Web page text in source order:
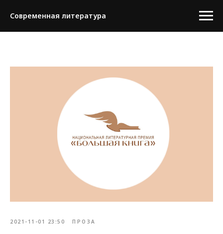
Современная литература
2021-11-01 23:50 ПРОЗА